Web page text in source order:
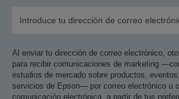
Al enviar tu dirección de correo electrónico,
para recibir comunicaciones de marketing
estudios de mercado sobre productos,
servicios de Epson— por correo electrónico u
comunicación electrónica, a partir de tus